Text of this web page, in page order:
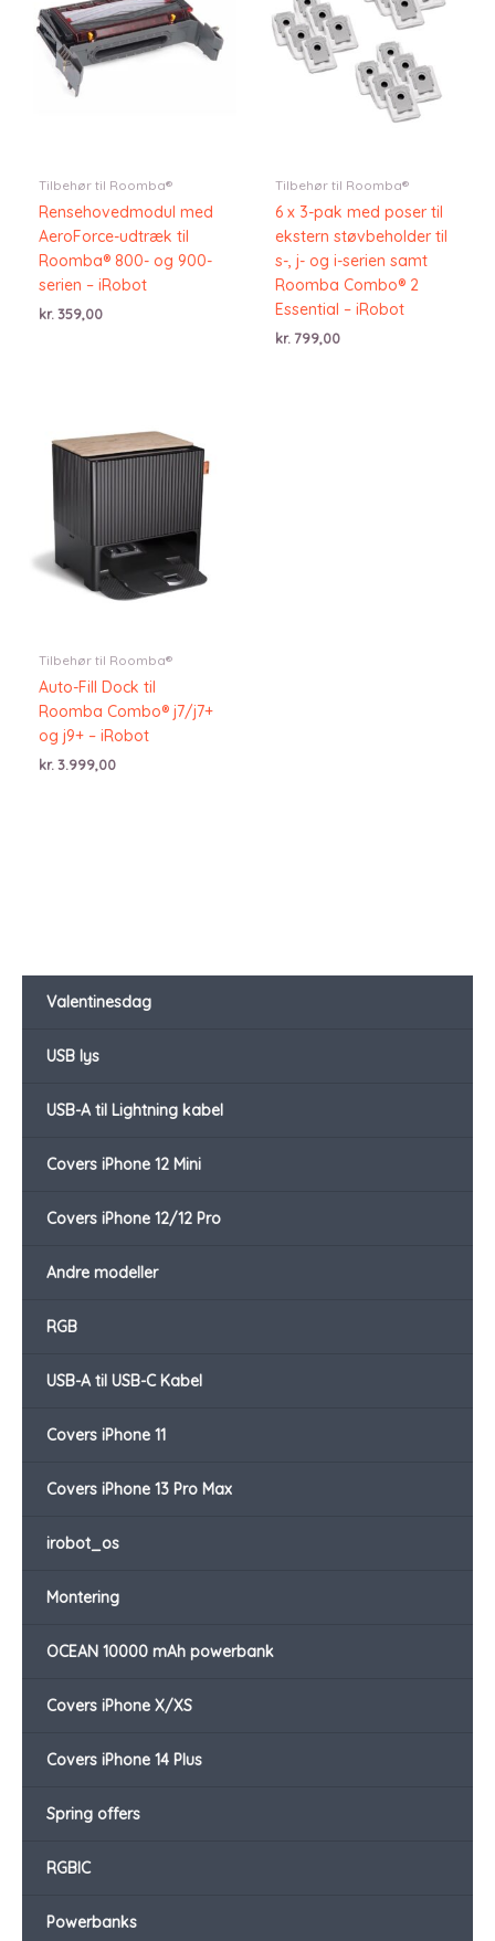
Valentinesdag
USB lys
USB-A til Lightning kabel
Covers iPhone 12 Mini
Covers iPhone 12/12 Pro
Andre modeller
RGB
USB-A til USB-C Kabel
Covers iPhone 11
Covers iPhone 13 Pro Max
irobot_os
Montering
OCEAN 10000 mAh powerbank
Covers iPhone X/XS
Covers iPhone 14 Plus
Spring offers
RGBIC
Powerbanks
Tilbehør til Roomba®
Rensehovedmodul med
AeroForce-udtræk til
Roomba® 800- og 900-
serien – iRobot
kr. 359,00
Tilbehør til Roomba®
6 x 3-pak med poser til
ekstern støvbeholder til
s-, j- og i-serien samt
Roomba Combo® 2
Essential – iRobot
kr. 799,00
Tilbehør til Roomba®
Auto-Fill Dock til
Roomba Combo® j7/j7+
og j9+ – iRobot
kr.3.999,00